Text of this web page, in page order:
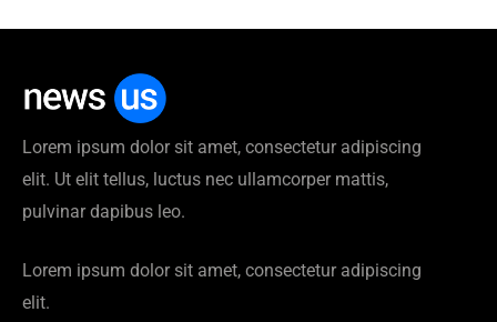
Lorem ipsum dolor sit amet, consectetur adipiscing
elit. Ut elit tellus, luctus nec ullamcorper mattis,
pulvinar dapibus leo.
Lorem ipsum dolor sit amet, consectetur adipiscing
elit.